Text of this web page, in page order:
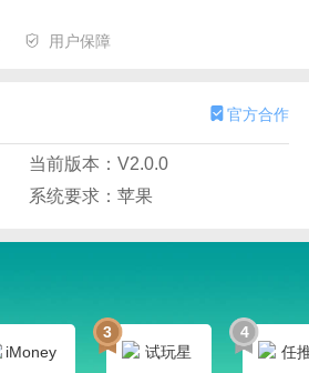
用户保障
官方合作
当前版本：V2.0.0
系统要求：苹果
3 4